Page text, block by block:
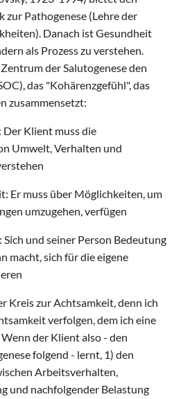
zur Pathogenese (Lehre der
Danach ist Gesundheit
als Prozess zu verstehen.
der Salutogenese den
das "Kohärenzgefühl", das
zusammensetzt:
Klient muss die
Umwelt, Verhalten und
Er muss über Möglichkeiten, um
umzugehen, verfügen
und seiner Person Bedeutung
macht, sich für die eigene
Kreis zur Achtsamkeit, denn ich
verfolgen, dem ich eine
der Klient also - den
folgend - lernt, 1) den
Arbeitsverhalten,
und nachfolgender Belastung